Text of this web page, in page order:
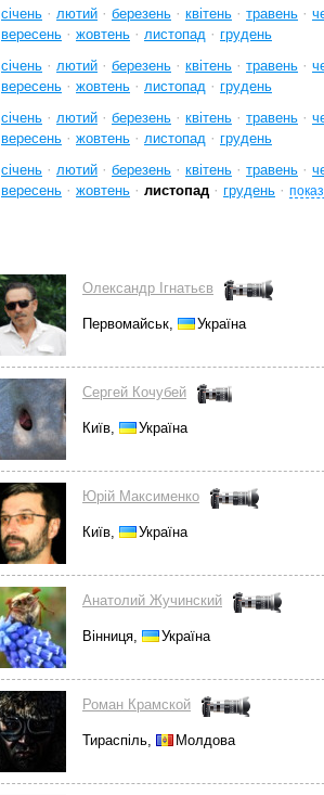
січень · лютий · березень · квітень · травень ·
вересень · жовтень · листопад · грудень
січень · лютий · березень · квітень · травень ·
вересень · жовтень · листопад · грудень
січень · лютий · березень · квітень · травень ·
вересень · жовтень · листопад · грудень
січень · лютий · березень · квітень · травень ·
вересень · жовтень · листопад · грудень ·
Олександр Ігнатьєв
Первомайськ, Україна
Сергей Кочубей
Київ, Україна
Юрій Максименко
Київ, Україна
Анатолий Жучинский
Вінниця, Україна
Роман Крамской
Тираспіль, Молдова